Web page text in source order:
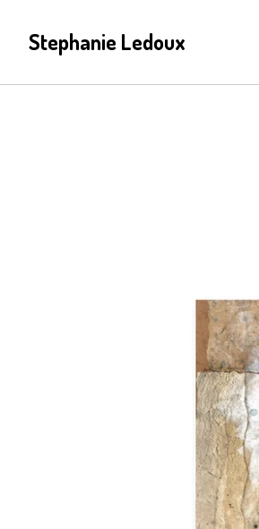
Stephanie Ledoux